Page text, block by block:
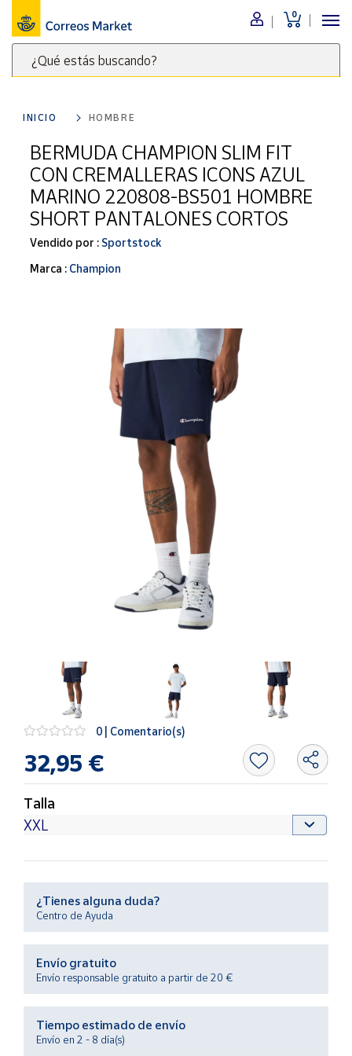
0
¿Qué estás buscando?
clave
para
buscar
productos
Correos
Market
Menú
Nuestro
catálogo
Alimentación
Bebidas
Ocio y cultura
Juguetes y
juegos
Libros y
Productos
Solidarios
Ayuda
Centro
de ayuda
Contacto
Vendedores
vendedores
vendedor
vendedor
INICIO HOMBRE
BERMUDA CHAMPION SLIM FIT
CON CREMALLERAS ICONS AZUL
MARINO 220808-BS501 HOMBRE
SHORT PANTALONES CORTOS
Vendido por : Sportstock
Marca : Champion
0 | Comentario(s)
32,95 €
Talla
¿Tienes alguna duda?
Centro de Ayuda
Envío gratuito
Envío responsable gratuito a partir de 20 €
Tiempo estimado de envío
Envío en 2 - 8 día(s)